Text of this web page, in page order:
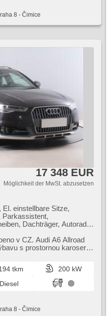
8 - Čimice
17 348 EUR
Möglichkeit der MwSt. abzusetzen
einstellbare Sitze,
Parkassistent,
Dachträger, Autoradio,
El. Klappspiegel,
(ESP),
Ledersitze,
per Taste,
USB,
v CZ. Audi A6 Allroad
s prostornou karoserií,​
tkm
200 kW
Diesel
8 - Čimice